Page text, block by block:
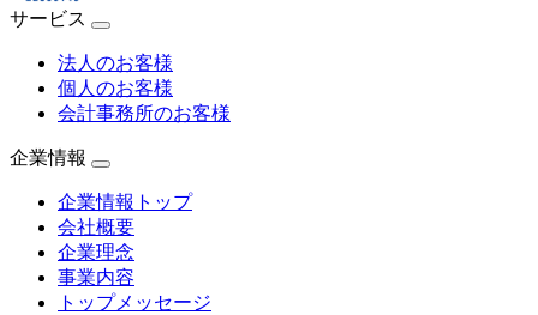
サービス
法人のお客様
個人のお客様
会計事務所のお客様
企業情報
企業情報トップ
会社概要
企業理念
事業内容
トップメッセージ